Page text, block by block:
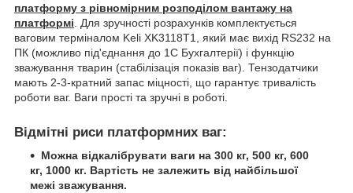
платформу з рівномірним розподілом вантажу на
платформі . Для зручності розрахунків комплектується
ваговим терміналом Keli XK3118T1, який має вихід RS232 на
ПК (можливо під'єднання до 1С Бухгалтерії) і функцію
зважування тварин (стабілізація показів ваг). Тензодатчики
мають 2-3-кратний запас міцності, що гарантує тривалість
роботи ваг. Ваги прості та зручні в роботі.
Відмітні риси платформних ваг:
Можна відкалібрувати ваги на 300 кг, 500 кг, 600
кг, 1000 кг. Вартість не залежить від найбільшої
межі зважування.